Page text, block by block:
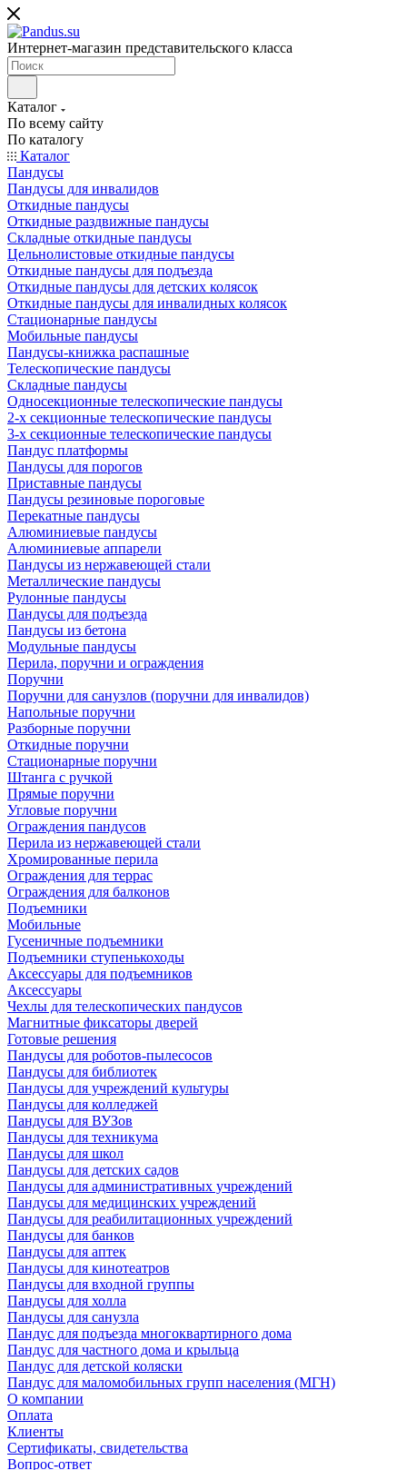
Интернет-магазин представительского класса
Каталог
По всему сайту
По каталогу
Каталог
Пандусы
Пандусы для инвалидов
Откидные пандусы
Откидные раздвижные пандусы
Складные откидные пандусы
Цельнолистовые откидные пандусы
Откидные пандусы для подъезда
Откидные пандусы для детских колясок
Откидные пандусы для инвалидных колясок
Стационарные пандусы
Мобильные пандусы
Пандусы-книжка распашные
Телескопические пандусы
Складные пандусы
Односекционные телескопические пандусы
2-х секционные телескопические пандусы
3-х секционные телескопические пандусы
Пандус платформы
Пандусы для порогов
Приставные пандусы
Пандусы резиновые пороговые
Перекатные пандусы
Алюминиевые пандусы
Алюминиевые аппарели
Пандусы из нержавеющей стали
Металлические пандусы
Рулонные пандусы
Пандусы для подъезда
Пандусы из бетона
Модульные пандусы
Перила, поручни и ограждения
Поручни
Поручни для санузлов (поручни для инвалидов)
Напольные поручни
Разборные поручни
Откидные поручни
Стационарные поручни
Штанга с ручкой
Прямые поручни
Угловые поручни
Ограждения пандусов
Перила из нержавеющей стали
Хромированные перила
Ограждения для террас
Ограждения для балконов
Подъемники
Мобильные
Гусеничные подъемники
Подъемники ступенькоходы
Аксессуары для подъемников
Аксессуары
Чехлы для телескопических пандусов
Магнитные фиксаторы дверей
Готовые решения
Пандусы для роботов-пылесосов
Пандусы для библиотек
Пандусы для учреждений культуры
Пандусы для колледжей
Пандусы для ВУЗов
Пандусы для техникума
Пандусы для школ
Пандусы для детских садов
Пандусы для административных учреждений
Пандусы для медицинских учреждений
Пандусы для реабилитационных учреждений
Пандусы для банков
Пандусы для аптек
Пандусы для кинотеатров
Пандусы для входной группы
Пандусы для холла
Пандусы для санузла
Пандус для подъезда многоквартирного дома
Пандус для частного дома и крыльца
Пандус для детской коляски
Пандус для маломобильных групп населения (МГН)
О компании
Оплата
Клиенты
Сертификаты, свидетельства
Вопрос-ответ